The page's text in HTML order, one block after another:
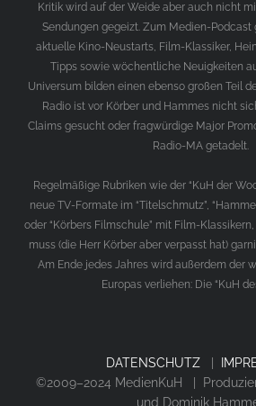
Kritik wird auf der Weide aber auch nicht
Sendungen gegeizt. Zum Medien-Podcast
aktuelle Kino-Neustarts, Film-Klassiker,
Tipps sowie wöchentliche Neuigkeiten
Universum bilden einen ebenso großen Teil
Radio ist vor Körber und Hammes nicht
Claims gesucht oder fragwürdige Major
Radio-MA getadelt.
Regelmäßige Rubriken wie der “KuH der
neue TV-Formate im “Titelschmutz”,
oder “Körbers Filmschule” mit Film-
muss (die Herr Körber aber verpasst hat)
Am Ende jedes Jahres wird außerdem der
Europas verliehen: Die “KuH
DATENSCHUTZ
©2009–2024 MedienKuH |
und Dominik